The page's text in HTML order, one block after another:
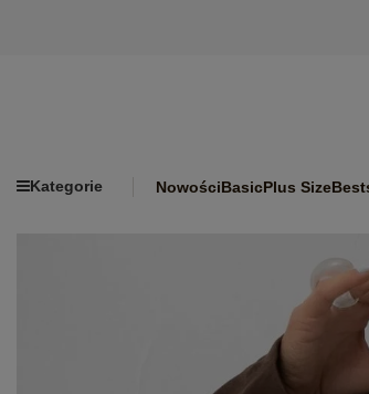
Kategorie NowościBasicPlus Size